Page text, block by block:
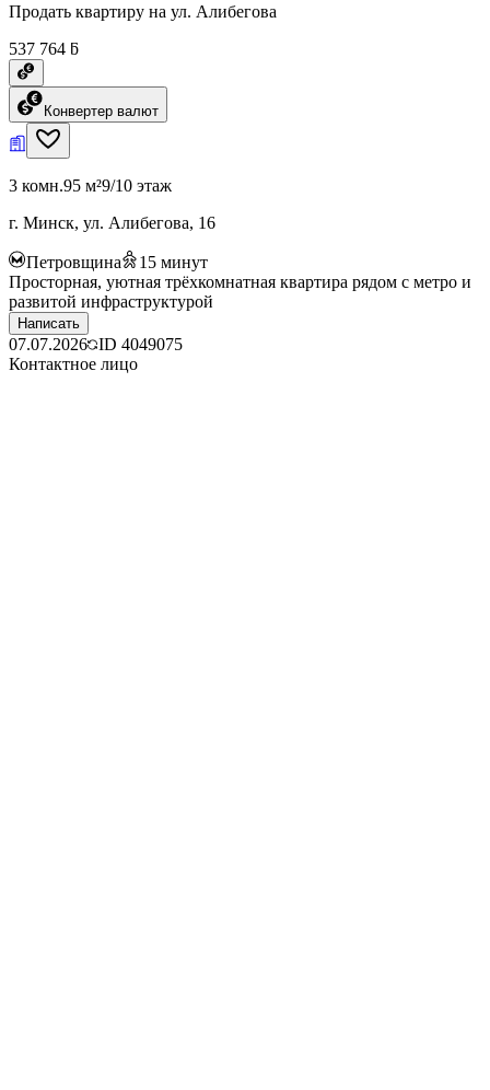
Продать квартиру на ул. Алибегова
537 764 ƃ
Конвертер валют
3 комн.95 м²9/10 этаж
г. Минск, ул. Алибегова, 16
Петровщина 15 минут
Просторная, уютная трёхкомнатная квартира рядом с метро и
развитой инфраструктурой
Написать
07.07.2026 ID 4049075
Контактное лицо